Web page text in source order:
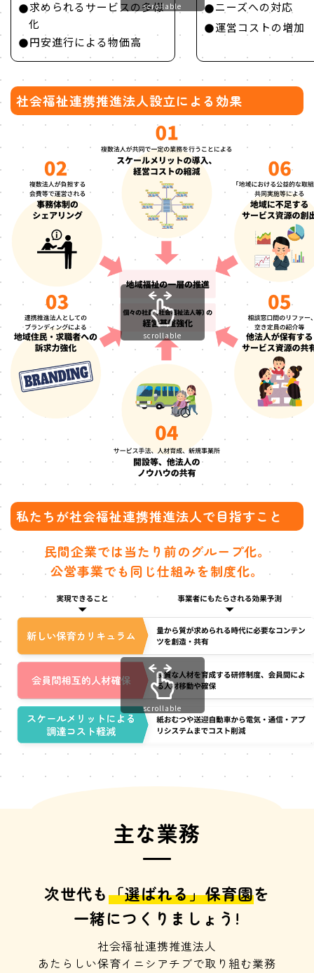
求められるサービスの多様
化
円安進行による物価高
ニーズへの対応
運営コストの増加
scrollable
社会福祉連携推進法人設立による効果
scrollable
私たちが社会福祉連携推進法人で目指すこと
民間企業では当たり前のグループ化。
公営事業でも同じ仕組みを制度化。
scrollable
主な業務
次世代も「選ばれる」保育園を
一緒につくりましょう!
社会福祉連携推進法人
あたらしい保育イニシアチブで取り組む業務